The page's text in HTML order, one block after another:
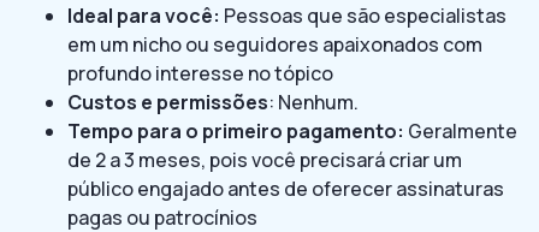
Ideal para você: Pessoas que são especialistas
em um nicho ou seguidores apaixonados com
profundo interesse no tópico
Custos e permissões: Nenhum.
Tempo para o primeiro pagamento: Geralmente
de 2 a 3 meses, pois você precisará criar um
público engajado antes de oferecer assinaturas
pagas ou patrocínios